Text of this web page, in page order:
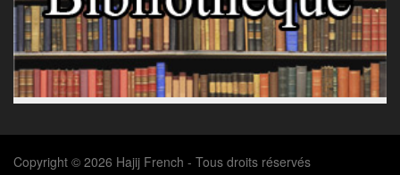
Copyright © 2026 Hajij French - Tous droits réservés